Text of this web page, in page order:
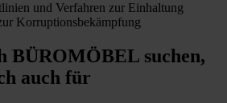
und Verfahren zur Einhaltung
Korruptionsbekämpfung
BÜROMÖBEL suchen,
auch für